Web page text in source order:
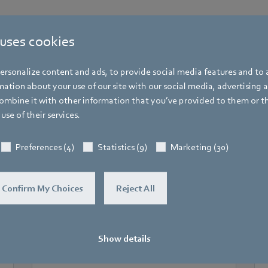
cookies
content and ads, to provide social media features and to
about your use of our site with our social media, advertising
it with other information that you’ve provided to them or
of their services.
Preferences (4) Statistics (9) Marketing (30)
Confirm My Choices Reject All
Show details
Weitere Veranstaltungen